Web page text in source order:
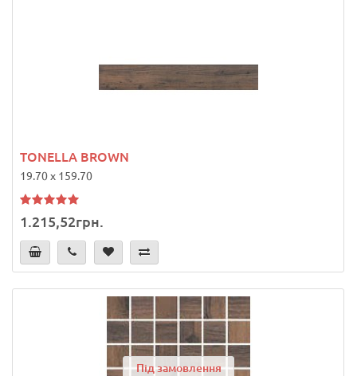
TONELLA BROWN
19.70 x 159.70
1.215,52грн.
Під замовлення